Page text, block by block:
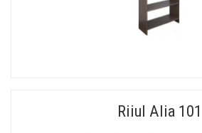
Riiul Alia 101